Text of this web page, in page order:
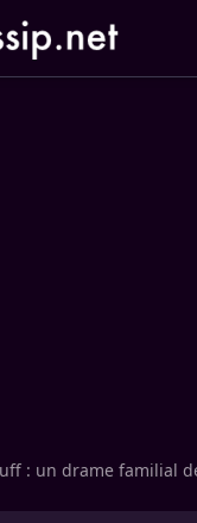
: un drame familial